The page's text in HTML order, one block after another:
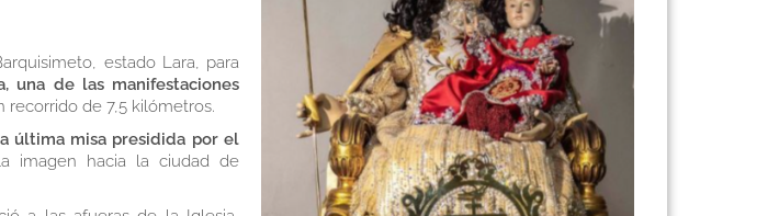
estado Lara, para
una de las manifestaciones
recorrido de 7,5 kilómetros.
última misa presidida por el
imagen hacia la ciudad de